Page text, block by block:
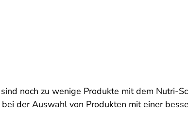
noch zu wenige Produkte mit dem Nutri-
der Auswahl von Produkten mit einer